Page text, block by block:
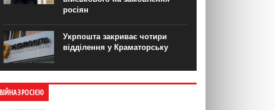
росіян
Укрпошта закриває чотири
відділення у Краматорську
ВІЙНА З РОСІЄЮ